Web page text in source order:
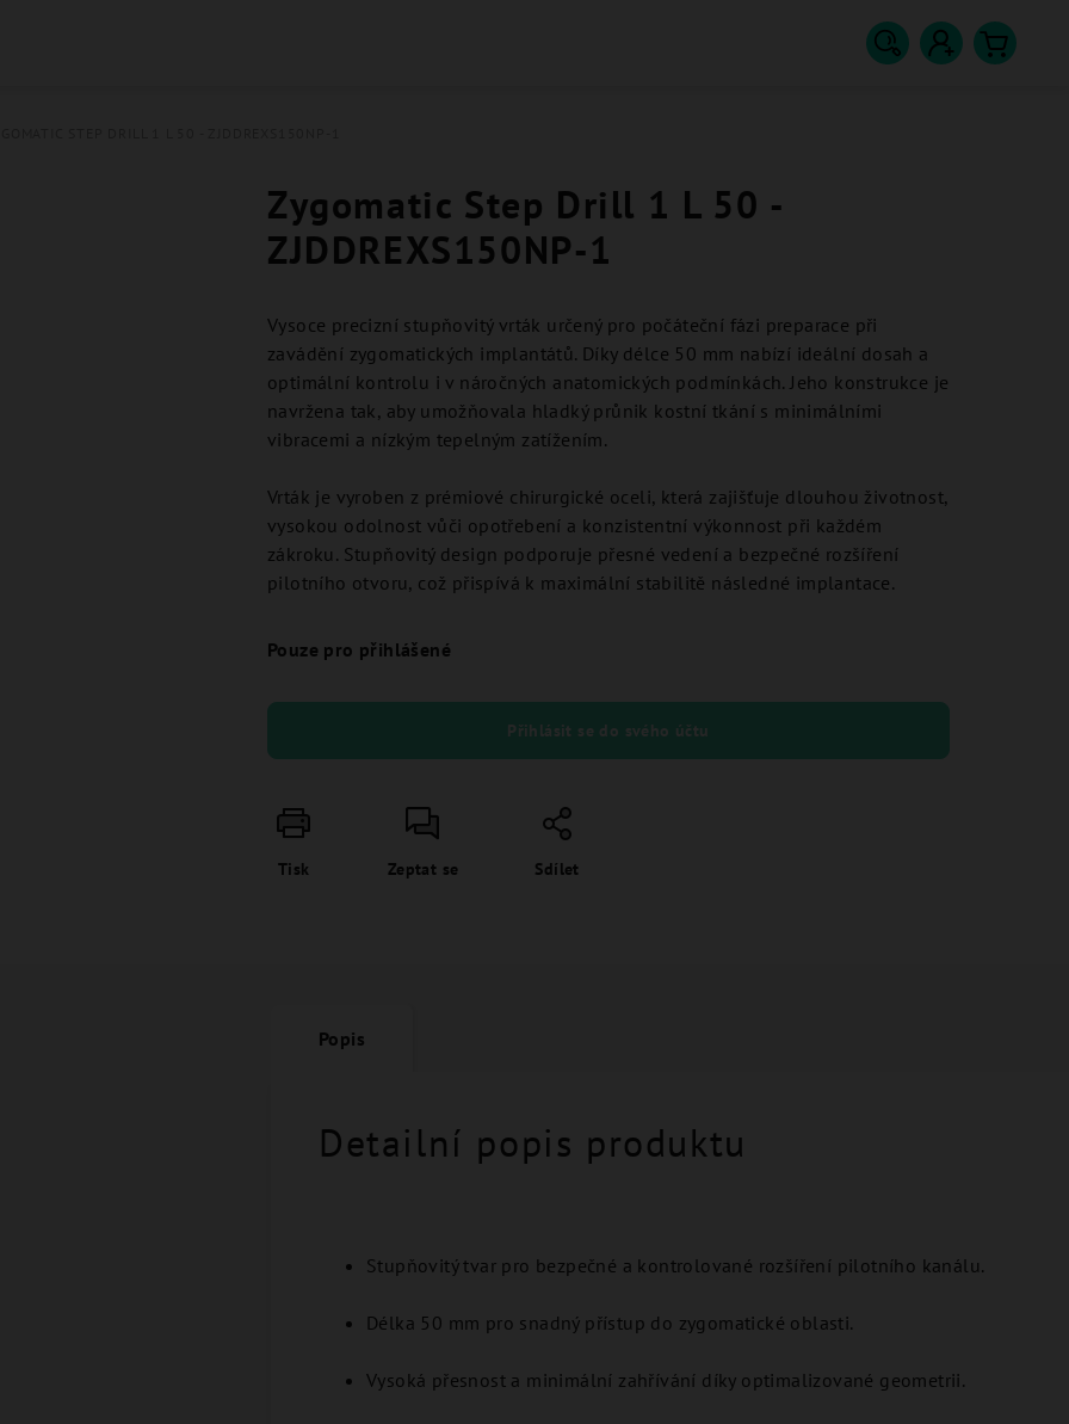
Zygomatic Step Drill 1 L 50 -
ZJDDREXS150NP-1
Vysoce precizní stupňovitý vrták určený pro počáteční fázi preparace při
zavádění zygomatických implantátů. Díky délce 50 mm nabízí ideální dosah a
optimální kontrolu i v náročných anatomických podmínkách. Jeho konstrukce je
navržena tak, aby umožňovala hladký průnik kostní tkání s minimálními
vibracemi a nízkým tepelným zatížením.
Vrták je vyroben z prémiové chirurgické oceli, která zajišťuje dlouhou životnost,
vysokou odolnost vůči opotřebení a konzistentní výkonnost při každém
zákroku. Stupňovitý design podporuje přesné vedení a bezpečné rozšíření
pilotního otvoru, což přispívá k maximální stabilitě následné implantace.
Pouze pro přihlášené
Přihlásit se do svého účtu
Tisk Zeptat se Sdílet
Popis
Detailní popis produktu
Stupňovitý tvar pro bezpečné a kontrolované rozšíření pilotního kanálu.
Délka 50 mm pro snadný přístup do zygomatické oblasti.
Vysoká přesnost a minimální zahřívání díky optimalizované geometrii.